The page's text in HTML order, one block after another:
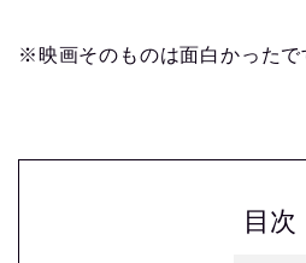
※映画そのものは面白かったで
目次